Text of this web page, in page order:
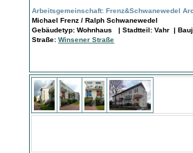
Arbeitsgemeinschaft: Frenz&Schwanewedel
Michael Frenz / Ralph Schwanewedel
Gebäudetyp: Wohnhaus | Stadtteil: Vahr |
Straße:Winsener Straße